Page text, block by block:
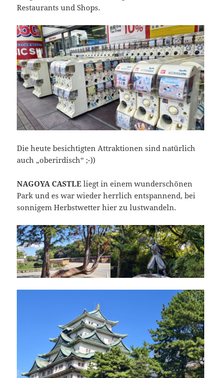
Restaurants und Shops.
Die heute besichtigten Attraktionen sind natürlich
auch „oberirdisch“ ;-))
NAGOYA CASTLE liegt in einem wunderschönen
Park und es war wieder herrlich entspannend, bei
sonnigem Herbstwetter hier zu lustwandeln.